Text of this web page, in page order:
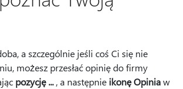
a szczególnie jeśli coś Ci się nie
możesz przesłać opinię do firmy
pozycję ..., a następnie ikonę Opiniaw